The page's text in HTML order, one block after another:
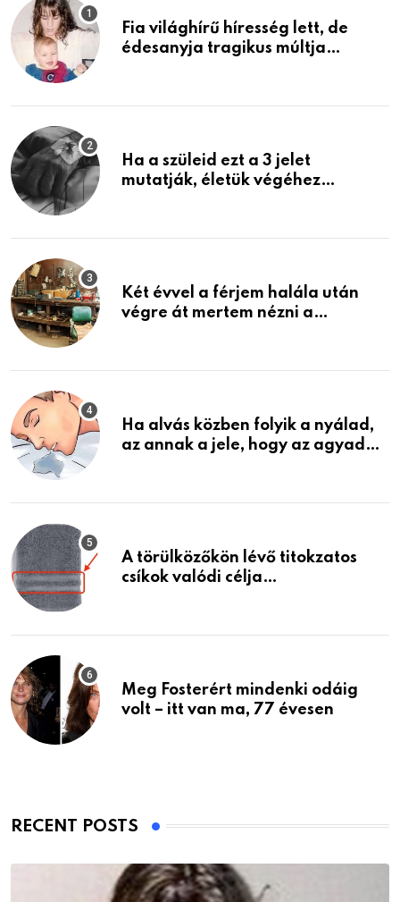
Fia világhírű híresség lett, de
édesanyja tragikus múltja
Ha a szüleid ezt a 3 jelet
mutatják, életük végéhez
Két évvel a férjem halála után
végre át mertem nézni a
életemet
Ha alvás közben folyik a nyálad,
az annak a jele, hogy az agyad…
A törülközőkön lévő titokzatos
csíkok valódi célja…
Meg Fosterért mindenki odáig
volt – itt van ma, 77 évesen
RECENT POSTS